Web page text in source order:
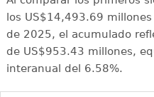
los US$14,493.69
de 2025, el acumulado
de US$953.43 millones,
interanual del 6.58%.